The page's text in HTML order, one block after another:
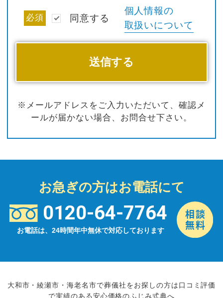
必須 同意する
個人情報の
取扱いについて
※メールアドレスをご入力いただいて、確認メ
ールが届かない場合、お問合せ下さい。
お急ぎの方はお電話にて
0120-64-7764
お電話は、24時間年中無休で対応しております
大和市・綾瀬市・海老名市で葬儀社をお探しの方は口コミ評価
で実績のある安心価格のふじみ式典へ